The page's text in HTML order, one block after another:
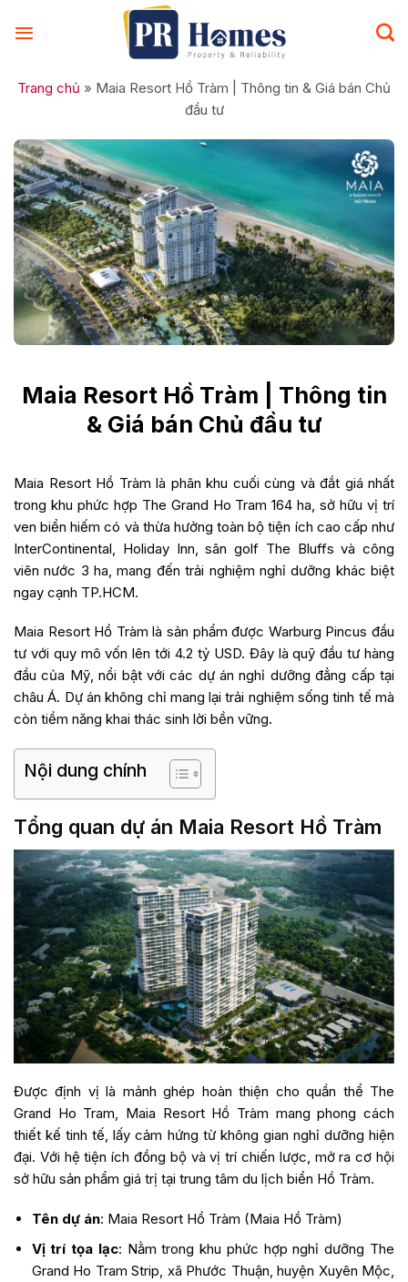
Trang chủ » Maia Resort Hồ Tràm | Thông tin & Giá bán Chủ
đầu tư
Maia Resort Hồ Tràm | Thông tin
& Giá bán Chủ đầu tư
Maia Resort Hồ Tràm là phân khu cuối cùng và đắt giá nhất
trong khu phức hợp The Grand Ho Tram 164 ha, sở hữu vị trí
ven biển hiếm có và thừa hưởng toàn bộ tiện ích cao cấp như
InterContinental, Holiday Inn, sân golf The Bluffs và công
viên nước 3 ha, mang đến trải nghiệm nghỉ dưỡng khác biệt
ngay cạnh TP.HCM.
Maia Resort Hồ Tràm là sản phẩm được Warburg Pincus đầu
tư với quy mô vốn lên tới 4.2 tỷ USD. Đây là quỹ đầu tư hàng
đầu của Mỹ, nổi bật với các dự án nghỉ dưỡng đẳng cấp tại
châu Á. Dự án không chỉ mang lại trải nghiệm sống tinh tế mà
còn tiềm năng khai thác sinh lời bền vững.
Nội dung chính
Tổng quan dự án Maia Resort Hồ Tràm
Được định vị là mảnh ghép hoàn thiện cho quần thể The
Grand Ho Tram, Maia Resort Hồ Tràm mang phong cách
thiết kế tinh tế, lấy cảm hứng từ không gian nghỉ dưỡng hiện
đại. Với hệ tiện ích đồng bộ và vị trí chiến lược, mở ra cơ hội
sở hữu sản phẩm giá trị tại trung tâm du lịch biển Hồ Tràm.
Tên dự án: Maia Resort Hồ Tràm (Maia Hồ Tràm)
Vị trí tọa lạc: Nằm trong khu phức hợp nghỉ dưỡng The
Grand Ho Tram Strip, xã Phước Thuận, huyện Xuyên Mộc,